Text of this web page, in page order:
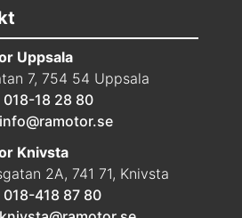
Uppsala
7, 754 54 Uppsala
018-18 28 80
info@ramotor.se
Knivsta
2A, 741 71, Knivsta
018-418 87 80